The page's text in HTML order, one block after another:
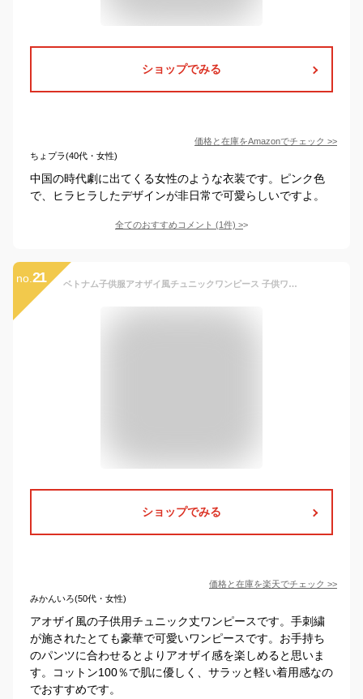
ショップでみる
価格と在庫をAmazonでチェック >>
ちょプラ(40代・女性)
中国の時代劇に出てくる女性のような衣装です。ピンク色
で、ヒラヒラしたデザインが非日常で可愛らしいですよ。
全てのおすすめコメント (1件) >
no. 21 ベトナム子供服アオザイ風チュニックワンピース 子供ワンピース・刺繍・アオザイ
ショップでみる
価格と在庫を楽天でチェック >>
みかんいろ(50代・女性)
アオザイ風の子供用チュニック丈ワンピースです。手刺繍
が施されたとても豪華で可愛いワンピースです。お手持ち
のパンツに合わせるとよりアオザイ感を楽しめると思いま
す。コットン100％で肌に優しく、サラッと軽い着用感なの
でおすすめです。